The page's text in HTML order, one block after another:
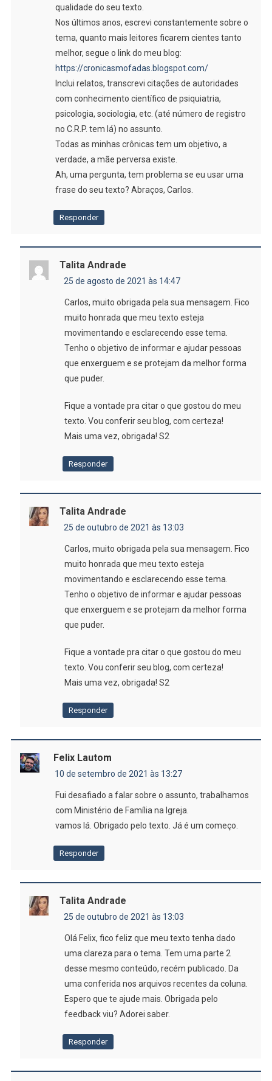
qualidade do seu texto.
Nos últimos anos, escrevi constantemente sobre o
tema, quanto mais leitores ficarem cientes tanto
melhor, segue o link do meu blog:
https://cronicasmofadas.blogspot.com/
Inclui relatos, transcrevi citações de autoridades
com conhecimento científico de psiquiatria,
psicologia, sociologia, etc. (até número de registro
no C.R.P. tem lá) no assunto.
Todas as minhas crônicas tem um objetivo, a
verdade, a mãe perversa existe.
Ah, uma pergunta, tem problema se eu usar uma
frase do seu texto? Abraços, Carlos.
Responder
Talita Andrade
25 de agosto de 2021 às 14:47
Carlos, muito obrigada pela sua mensagem. Fico
muito honrada que meu texto esteja
movimentando e esclarecendo esse tema.
Tenho o objetivo de informar e ajudar pessoas
que enxerguem e se protejam da melhor forma
que puder.
Fique a vontade pra citar o que gostou do meu
texto. Vou conferir seu blog, com certeza!
Mais uma vez, obrigada! S2
Responder
Talita Andrade
25 de outubro de 2021 às 13:03
Carlos, muito obrigada pela sua mensagem. Fico
muito honrada que meu texto esteja
movimentando e esclarecendo esse tema.
Tenho o objetivo de informar e ajudar pessoas
que enxerguem e se protejam da melhor forma
que puder.
Fique a vontade pra citar o que gostou do meu
texto. Vou conferir seu blog, com certeza!
Mais uma vez, obrigada! S2
Responder
Felix Lautom
10 de setembro de 2021 às 13:27
Fui desafiado a falar sobre o assunto, trabalhamos
com Ministério de Família na Igreja.
vamos lá. Obrigado pelo texto. Já é um começo.
Responder
Talita Andrade
25 de outubro de 2021 às 13:03
Olá Felix, fico feliz que meu texto tenha dado
uma clareza para o tema. Tem uma parte 2
desse mesmo conteúdo, recém publicado. Da
uma conferida nos arquivos recentes da coluna.
Espero que te ajude mais. Obrigada pelo
feedback viu? Adorei saber.
Responder